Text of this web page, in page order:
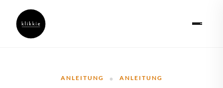
ANLEITUNG · ANLEITUNG